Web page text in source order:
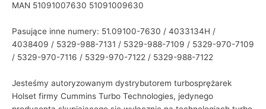
MAN 51091007630 51091009630
Pasujące inne numery: 51.09100-7630 / 4033134H /
4038409 / 5329-988-7131 / 5329-988-7109 / 5329-970-7109
/ 5329-970-7116 / 5329-970-7122 / 5329-988-7122
Jesteśmy autoryzowanym dystrybutorem turbosprężarek
Holset firmy Cummins Turbo Technologies, jedynego